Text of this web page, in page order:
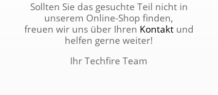
Sollten Sie das gesuchte Teil nicht in
unserem Online-Shop finden,
freuen wir uns über Ihren Kontaktund
helfen gerne weiter!
Ihr Techfire Team